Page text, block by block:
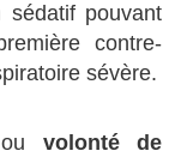
sédatif pouvant
contre-
sévère.
volonté de